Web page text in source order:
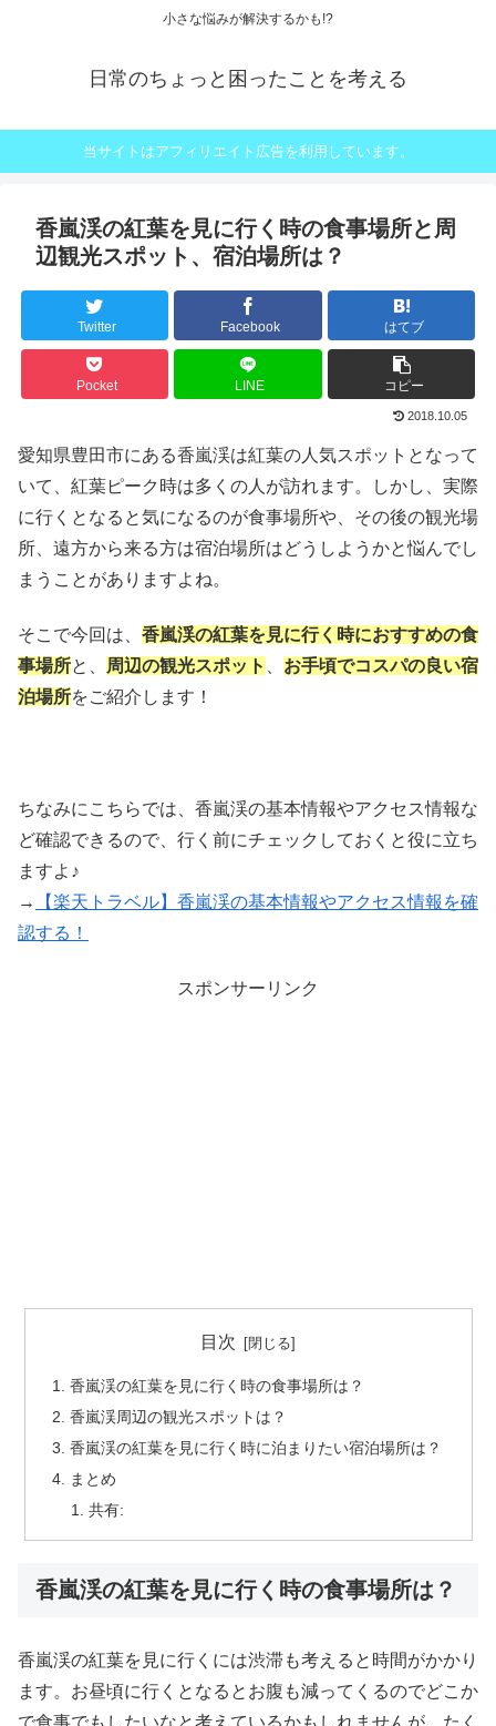
小さな悩みが解決するかも!?
日常のちょっと困ったことを考える
当サイトはアフィリエイト広告を利用しています。
香嵐渓の紅葉を見に行く時の食事場所と周
辺観光スポット、宿泊場所は？
Twitter Facebook はてブ
Pocket LINE コピー
2018.10.05
愛知県豊田市にある香嵐渓は紅葉の人気スポットとなって
いて、紅葉ピーク時は多くの人が訪れます。しかし、実際
に行くとなると気になるのが食事場所や、その後の観光場
所、遠方から来る方は宿泊場所はどうしようかと悩んでし
まうことがありますよね。
そこで今回は、 香嵐渓の紅葉を見に行く時におすすめの食
事場所と、 周辺の観光スポット
お手頃でコスパの良い宿
泊場所をご紹介します！
ちなみにこちらでは、香嵐渓の基本情報やアクセス情報な
ど確認できるので、行く前にチェックしておくと役に立ち
ますよ♪
→
【楽天トラベル】香嵐渓の基本情報やアクセス情報を確
認する！
スポンサーリンク
目次
香嵐渓の紅葉を見に行く時の食事場所は？
香嵐渓周辺の観光スポットは？
香嵐渓の紅葉を見に行く時に泊まりたい宿泊場所は？
まとめ
共有:
香嵐渓の紅葉を見に行く時の食事場所は？
香嵐渓の紅葉を見に行くには渋滞も考えると時間がかかり
ます。お昼頃に行くとなるとお腹も減ってくるのでどこか
で食事でもしたいなと考えているかもしれませんが、たく